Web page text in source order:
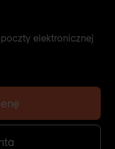
elektronicznej